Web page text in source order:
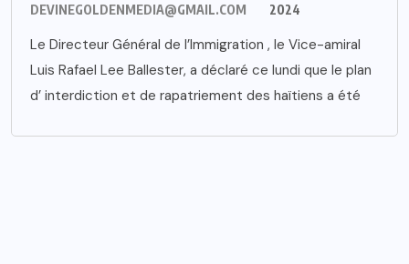
DEVINEGOLDENMEDIA@GMAIL.COM
2024
Le Directeur Général de l’Immigration , le Vice-amiral
Luis Rafael Lee Ballester, a déclaré ce lundi que le plan
d’ interdiction et de rapatriement des haïtiens a été